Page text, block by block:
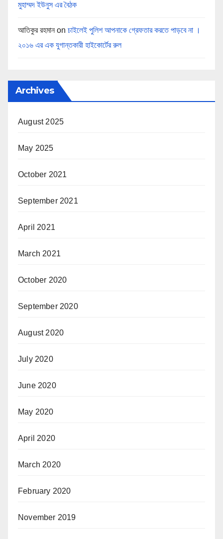
মুহাম্মদ ইউনুস এর বৈঠক
আতিকুর রহমান on চাইলেই পুলিশ আপনাকে গ্রেফতার করতে পাড়বে না ।
২০১৬ এর এক যুগান্তকারী হাইকোর্টের রুল
Archives
August 2025
May 2025
October 2021
September 2021
April 2021
March 2021
October 2020
September 2020
August 2020
July 2020
June 2020
May 2020
April 2020
March 2020
February 2020
November 2019